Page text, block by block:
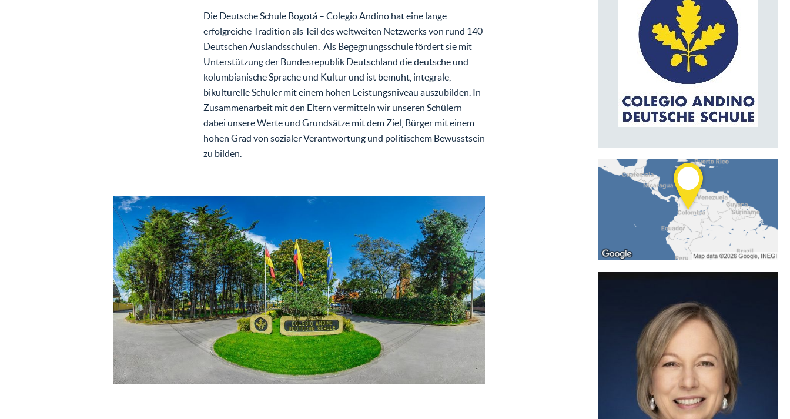
Die Deutsche Schule Bogotá – Colegio Andino hat eine lange
erfolgreiche Tradition als Teil des weltweiten Netzwerks von rund 140
Deutschen Auslandsschulen. Als Begegnungsschulefördert sie mit
Unterstützung der Bundesrepublik Deutschland die deutsche und
kolumbianische Sprache und Kultur und ist bemüht, integrale,
bikulturelle Schüler mit einem hohen Leistungsniveau auszubilden. In
Zusammenarbeit mit den Eltern vermitteln wir unseren Schülern
dabei unsere Werte und Grundsätze mit dem Ziel, Bürger mit einem
hohen Grad von sozialer Verantwortung und politischem Bewusstsein
zu bilden.